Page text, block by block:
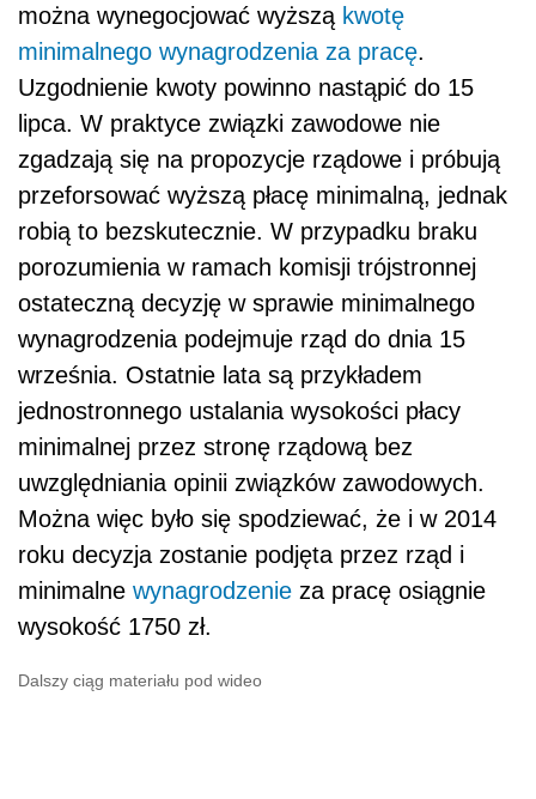
można wynegocjować wyższą kwotę
minimalnego wynagrodzenia za pracę.
Uzgodnienie kwoty powinno nastąpić do 15
lipca. W praktyce związki zawodowe nie
zgadzają się na propozycje rządowe i próbują
przeforsować wyższą płacę minimalną, jednak
robią to bezskutecznie. W przypadku braku
porozumienia w ramach komisji trójstronnej
ostateczną decyzję w sprawie minimalnego
wynagrodzenia podejmuje rząd do dnia 15
września. Ostatnie lata są przykładem
jednostronnego ustalania wysokości płacy
minimalnej przez stronę rządową bez
uwzględniania opinii związków zawodowych.
Można więc było się spodziewać, że i w 2014
roku decyzja zostanie podjęta przez rząd i
minimalne wynagrodzenie za pracę osiągnie
wysokość 1750 zł.
Dalszy ciąg materiału pod wideo